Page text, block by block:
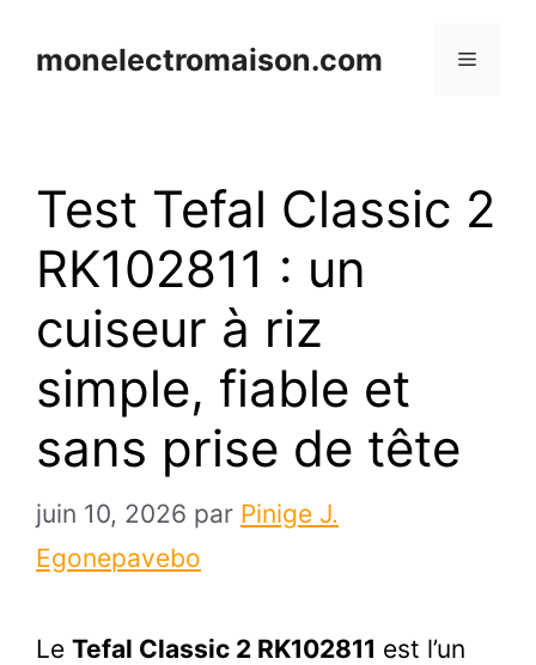
monelectromaison.com Menu
Test Tefal Classic 2
RK102811 : un
cuiseur à riz
simple, fiable et
sans prise de tête
juin 10, 2026 par Pinige J.
Egonepavebo
Le Tefal Classic 2 RK102811 est l’un